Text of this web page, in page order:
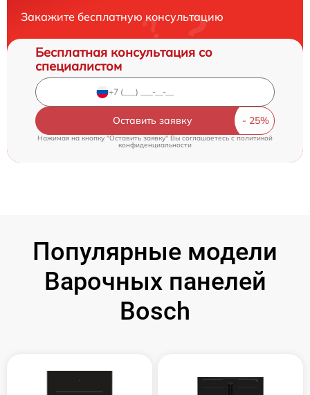
Закажите бесплатную консультацию
Бесплатная консультация со
специалистом
Оставить заявку
Нажимая на кнопку "Оставить заявку" Вы соглашаетесь cполитикой
конфиденциальности
Популярные модели
Варочных панелей
Bosch